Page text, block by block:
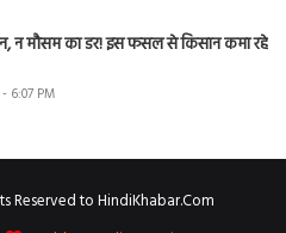
न मौसम का डर! इस फसल से किसान कमा रहे
6:07 PM
Reserved to HindiKhabar.Com